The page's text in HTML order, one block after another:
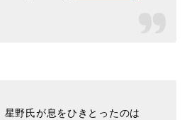
星野氏が息をひきとったのは